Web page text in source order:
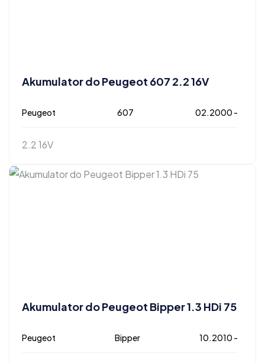
Akumulator do Peugeot 607 2.2 16V
Peugeot 607 02.2000 -
2.2 16V
Akumulator do Peugeot Bipper 1.3 HDi 75
Peugeot Bipper 10.2010 -